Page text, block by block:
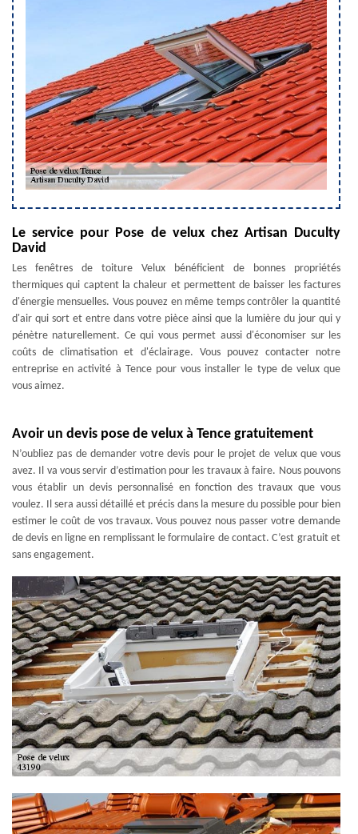
Le service pour Pose de velux chez Artisan Duculty
David
Les fenêtres de toiture Velux bénéficient de bonnes propriétés
thermiques qui captent la chaleur et permettent de baisser les factures
d'énergie mensuelles. Vous pouvez en même temps contrôler la quantité
d'air qui sort et entre dans votre pièce ainsi que la lumière du jour qui y
pénètre naturellement. Ce qui vous permet aussi d'économiser sur les
coûts de climatisation et d'éclairage. Vous pouvez contacter notre
entreprise en activité à Tence pour vous installer le type de velux que
vous aimez.
Avoir un devis pose de velux à Tence gratuitement
N’oubliez pas de demander votre devis pour le projet de velux que vous
avez. Il va vous servir d’estimation pour les travaux à faire. Nous pouvons
vous établir un devis personnalisé en fonction des travaux que vous
voulez. Il sera aussi détaillé et précis dans la mesure du possible pour bien
estimer le coût de vos travaux. Vous pouvez nous passer votre demande
de devis en ligne en remplissant le formulaire de contact. C’est gratuit et
sans engagement.